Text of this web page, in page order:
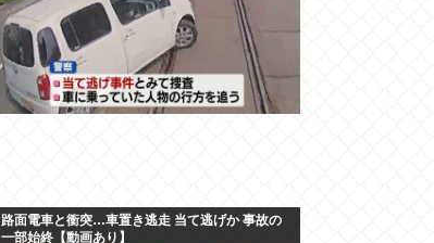
路面電車と衝突…車置き逃走 当て逃げか 事故の
一部始終【動画あり】